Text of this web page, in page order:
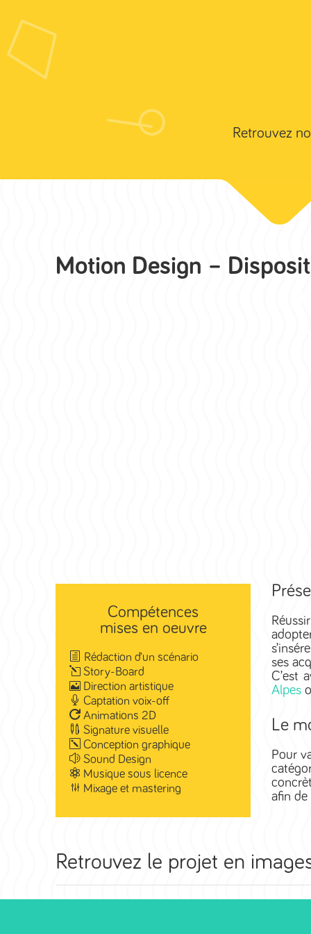
Retrouvez
Motion Design –
Compétences
mises en oeuvre
Rédaction d’un scénario
Story-Board
Direction artistique
Captation voix-off
Animations 2D
Signature visuelle
Conception graphique
Sound Design
Musique sous licence
Mixage et mastering
ses
C’est
Alpes
Le
Pour
afin de
Retrouvez le projet en